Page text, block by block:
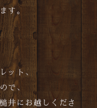
す。
ット、
で、
井にお越しくださ